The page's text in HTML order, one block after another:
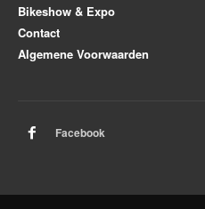
Bikeshow & Expo
Contact
Algemene Voorwaarden
Facebook